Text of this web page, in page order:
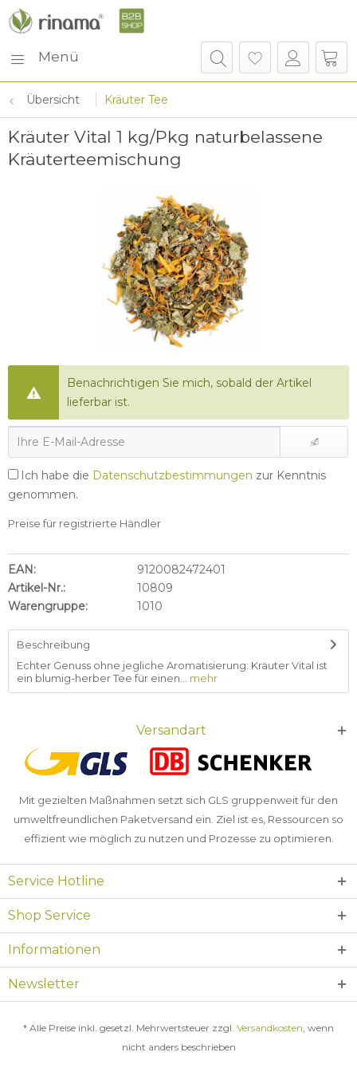
Menü
Übersicht Kräuter Tee
Kräuter Vital 1 kg/Pkg naturbelassene
Kräuterteemischung
Benachrichtigen Sie mich, sobald der Artikel
lieferbar ist.
Ich habe die Datenschutzbestimmungen zur Kenntnis
genommen.
Preise für registrierte Händler
EAN:
9120082472401
Artikel-Nr.:
10809
Warengruppe:
1010
Beschreibung
Echter Genuss ohne jegliche Aromatisierung: Kräuter Vital ist
ein blumig-herber Tee für einen...
mehr
Versandart
Mit gezielten Maßnahmen setzt sich GLS gruppenweit für den
umweltfreundlichen Paketversand ein. Ziel ist es, Ressourcen so
effizient wie möglich zu nutzen und Prozesse zu optimieren.
Service Hotline
Shop Service
Informationen
Newsletter
* Alle Preise inkl. gesetzl. Mehrwertsteuer zzgl. Versandkosten, wenn
nicht anders beschrieben